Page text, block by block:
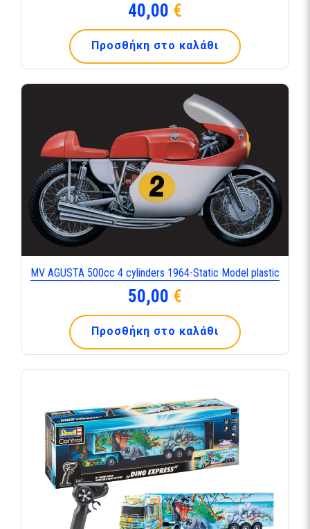
40,00 €
Προσθήκη στο καλάθι
MV AGUSTA 500cc 4 cylinders 1964-Static Model plastic
50,00 €
Προσθήκη στο καλάθι